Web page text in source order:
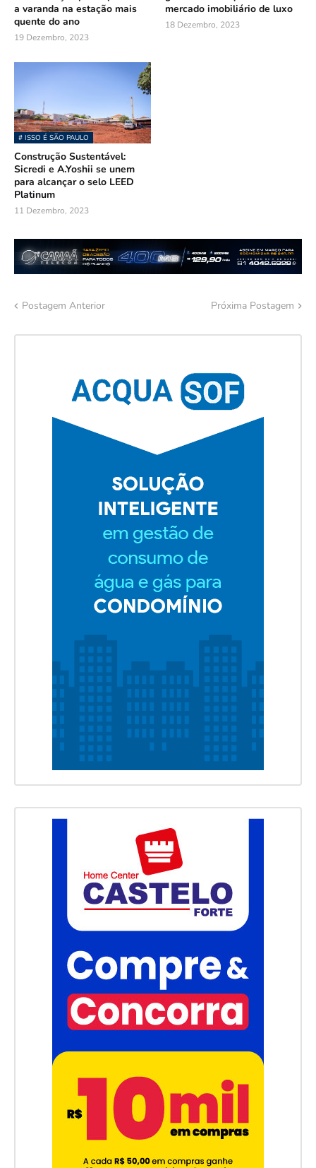
a varanda na estação mais
quente do ano
19 Dezembro, 2023
mercado imobiliário de luxo
18 Dezembro, 2023
# ISSO É SÃO PAULO
Construção Sustentável:
Sicredi e A.Yoshii se unem
para alcançar o selo LEED
Platinum
11 Dezembro, 2023
Postagem Anterior Próxima Postagem